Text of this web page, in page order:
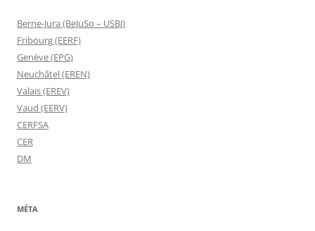
Berne-Jura (BeJuSo – USBJ)
Fribourg (EERF)
Genève (EPG)
Neuchâtel (EREN)
Valais (EREV)
Vaud (EERV)
CERFSA
CER
DM
MÉTA